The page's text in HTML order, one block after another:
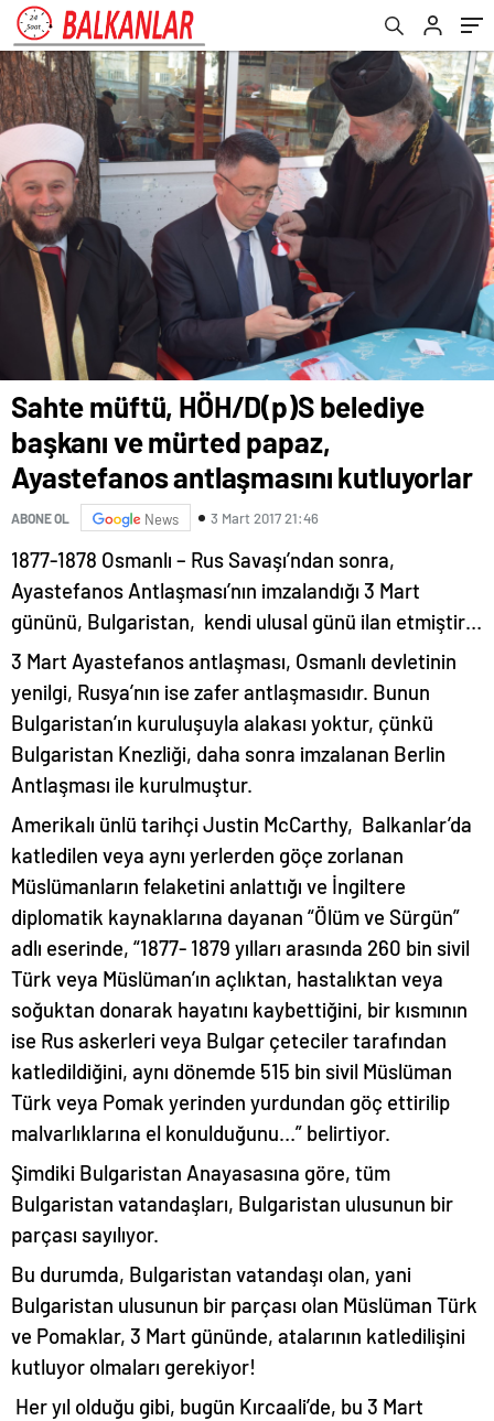
kutluyorlar
Sahte müftü, HÖH/D(p)S belediye
başkanı ve mürted papaz,
Ayastefanos antlaşmasını kutluyorlar
ABONE OL News 3 Mart 2017 21:46
1877-1878 Osmanlı – Rus Savaşı’ndan sonra,
Ayastefanos Antlaşması’nın imzalandığı 3 Mart
gününü, Bulgaristan, kendi ulusal günü ilan etmiştir…
3 Mart Ayastefanos antlaşması, Osmanlı devletinin
yenilgi, Rusya’nın ise zafer antlaşmasıdır. Bunun
Bulgaristan’ın kuruluşuyla alakası yoktur, çünkü
Bulgaristan Knezliği, daha sonra imzalanan Berlin
Antlaşması ile kurulmuştur.
Amerikalı ünlü tarihçi Justin McCarthy, Balkanlar’da
katledilen veya aynı yerlerden göçe zorlanan
Müslümanların felaketini anlattığı ve İngiltere
diplomatik kaynaklarına dayanan “Ölüm ve Sürgün”
adlı eserinde, “1877- 1879 yılları arasında 260 bin sivil
Türk veya Müslüman’ın açlıktan, hastalıktan veya
soğuktan donarak hayatını kaybettiğini, bir kısmının
ise Rus askerleri veya Bulgar çeteciler tarafından
katledildiğini, aynı dönemde 515 bin sivil Müslüman
Türk veya Pomak yerinden yurdundan göç ettirilip
malvarlıklarına el konulduğunu…” belirtiyor.
Şimdiki Bulgaristan Anayasasına göre, tüm
Bulgaristan vatandaşları, Bulgaristan ulusunun bir
parçası sayılıyor.
Bu durumda, Bulgaristan vatandaşı olan, yani
Bulgaristan ulusunun bir parçası olan Müslüman Türk
ve Pomaklar, 3 Mart gününde, atalarının katledilişini
kutluyor olmaları gerekiyor!
Her yıl olduğu gibi, bugün Kırcaali’de, bu 3 Mart